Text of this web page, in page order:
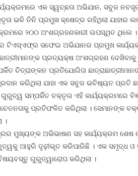
ଏକ ସ୍ୱଚ୍ଛତା ଅଭିଯାନ, ସବୁଜ
ଭଳି ତିନି ପ୍ରମୁଖ କ୍ଷେତ୍ର ରହିଥିଲା ଯାହାର
୨୦୦ ଅଂଶଗ୍ରହଣକାରୀ ଉପସ୍ଥିତ ଥିଲେ ।
ଟିଏସ୍‌ଏଫ୍‌ର ସଫେଇ ଅଭିଯାନର ପ୍ରମୁଖ
ପ୍ରତ୍ୟକ୍ଷ ଅଂଶଗ୍ରହଣ ଦେଖିବାକୁ
ଚିତ୍ରାଙ୍କନ ପ୍ରତିଯୋଗିତା
କରିଥିଲା ଯାହା ଏକ ସବୁଜ ଭବିଷ୍ୟତ ପ୍ରତି
ସମ୍ପର୍କିତ ବକ୍ତୃତା ଏହି କାର୍ଯ୍ୟକ୍ରମରେ
ପ୍ରତିଫଳିତ କରିଥିଲା । ସେମାନଙ୍କ
।
ମୁଖ୍ୟଙ୍କ ଅଭିଭାଷଣ ସହ କାର୍ଯ୍ୟକ୍ରମ ଶେଷ
ଆହୁରି ଦୃଢ଼ୀଭୂତ କରିପାରିଛି । ଏକ ସମୃଦ୍ଧ ଓ
ଗୁରୁତ୍ୱାରୋପ କରିଥିଲା ।